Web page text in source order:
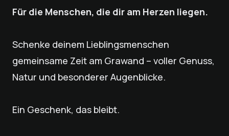
Für die Menschen, die dir am Herzen liegen.
Schenke deinem Lieblingsmenschen
gemeinsame Zeit am Grawand – voller Genuss,
Natur und besonderer Augenblicke.
Ein Geschenk, das bleibt.